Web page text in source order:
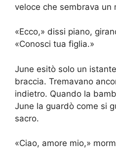
veloce che sembrava un
«Ecco,» dissi piano,
«Conosci tua figlia.»
June esitò solo un
braccia. Tremavano
indietro. Quando la
June la guardò come si
sacro.
«Ciao, amore mio,»